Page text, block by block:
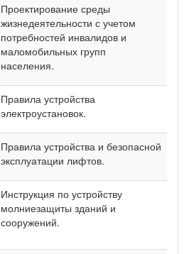
Проектирование среды
жизнедеятельности с учетом
потребностей инвалидов и
маломобильных групп
населения.
Правила устройства
электроустановок.
Правила устройства и безопасной
эксплуатации лифтов.
Инструкция по устройству
молниезащиты зданий и
сооружений.